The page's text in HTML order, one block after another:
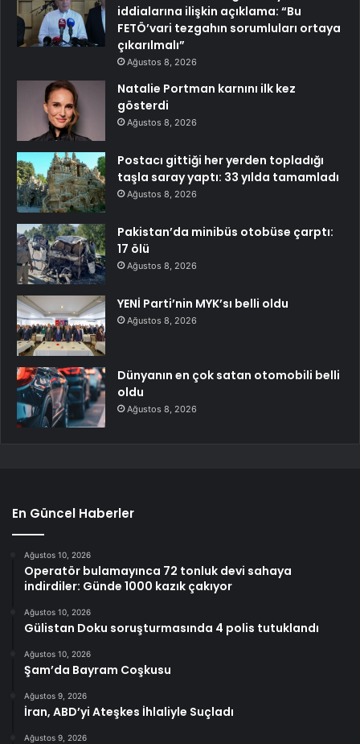
iddialarına ilişkin açıklama: “Bu
FETÖ’vari tezgahın sorumluları ortaya
çıkarılmalı”
Ağustos 8, 2026
Natalie Portman karnını ilk kez
gösterdi
Ağustos 8, 2026
Postacı gittiği her yerden topladığı
taşla saray yaptı: 33 yılda tamamladı
Ağustos 8, 2026
Pakistan’da minibüs otobüse çarptı:
17 ölü
Ağustos 8, 2026
YENİ Parti’nin MYK’sı belli oldu
Ağustos 8, 2026
Dünyanın en çok satan otomobili belli
oldu
Ağustos 8, 2026
En Güncel Haberler
Ağustos 10, 2026
Operatör bulamayınca 72 tonluk devi sahaya
indirdiler: Günde 1000 kazık çakıyor
Ağustos 10, 2026
Gülistan Doku soruşturmasında 4 polis tutuklandı
Ağustos 10, 2026
Şam’da Bayram Coşkusu
Ağustos 9, 2026
İran, ABD’yi Ateşkes İhlaliyle Suçladı
Ağustos 9, 2026